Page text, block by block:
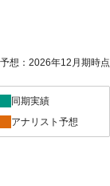
想：2026年12月期時点
同期実績
アナリスト予想